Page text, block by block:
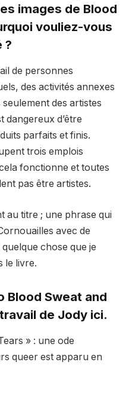
images de Blood
vouliez-vous
?
de personnes
des activités annexes
des artistes
dangereux d’être
parfaits et finis.
trois emplois
fonctionne et toutes
pas être artistes.
au titre ; une phrase qui
avec de
chose que je
le livre.
Blood Sweat and
de Jody ici.
» : une ode
queer est apparu en